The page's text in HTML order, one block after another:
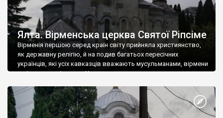
Ялта. Вірменська церква Святої Ріпсіме
Вірменія першою серед країн світу прийняла християнство,
як державну релігію, й на подив багатьох пересічних
українців, які усіх кавказців вважають мусульманами, вірмени
є відданими вірянами Христа